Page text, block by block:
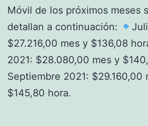
Móvil de los próximos meses
detallan a continuación:
$27.216,00 mes y $136,08
2021: $28.080,00 mes y
Septiembre 2021: $29.160,00
$145,80 hora.